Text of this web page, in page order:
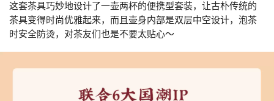
这套茶具巧妙地设计了一壶两杯的便携型套装，让古朴传统的
茶具变得时尚优雅起来，而且壶身内部是双层中空设计，泡茶
时安全防烫，对茶友们也是不要太贴心～